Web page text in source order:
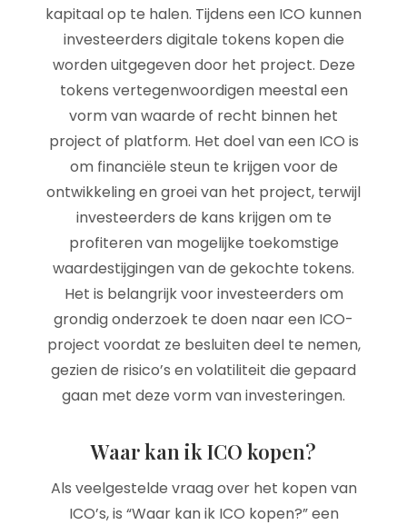
kapitaal op te halen. Tijdens een ICO kunnen
investeerders digitale tokens kopen die
worden uitgegeven door het project. Deze
tokens vertegenwoordigen meestal een
vorm van waarde of recht binnen het
project of platform. Het doel van een ICO is
om financiële steun te krijgen voor de
ontwikkeling en groei van het project, terwijl
investeerders de kans krijgen om te
profiteren van mogelijke toekomstige
waardestijgingen van de gekochte tokens.
Het is belangrijk voor investeerders om
grondig onderzoek te doen naar een ICO-
project voordat ze besluiten deel te nemen,
gezien de risico’s en volatiliteit die gepaard
gaan met deze vorm van investeringen.
Waar kan ik ICO kopen?
Als veelgestelde vraag over het kopen van
ICO’s, is “Waar kan ik ICO kopen?” een